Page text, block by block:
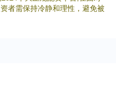
者需保持冷静和理性，避免被